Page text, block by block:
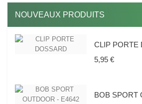
NOUVEAUX PRODUITS
CLIP PORTE
5,95 €Prix
BOB SPORT